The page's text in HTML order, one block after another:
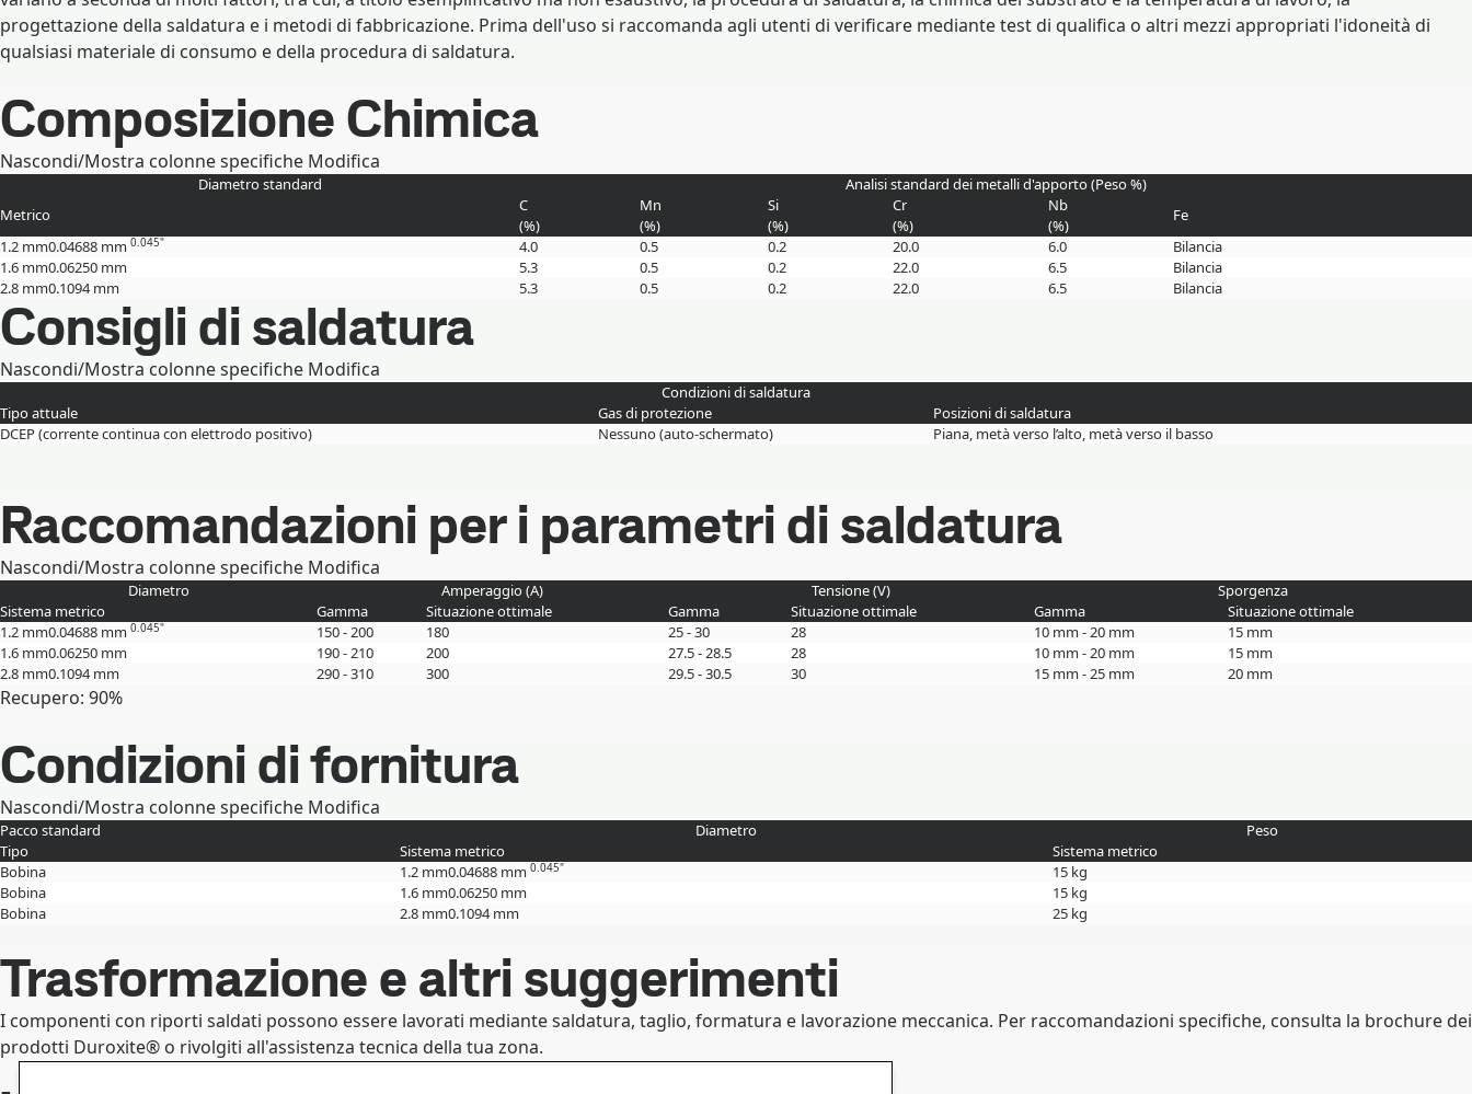
progettazione della saldatura e i metodi di fabbricazione. Prima dell'uso si raccomanda agli utenti di verificare mediante test di qualifica o altri mezzi appropriati l'idoneità di
qualsiasi materiale di consumo e della procedura di saldatura.
Composizione Chimica
Nascondi/Mostra colonne specifiche Modifica
Diametro standard
Analisi standard dei metalli d'apporto (Peso %)
Metrico
C
(%)
Mn
(%)
Si
(%)
Cr
(%)
Nb
(%)
Fe
1.2 mm0.04688 mm 0.045" 4.0 0.5 0.2 20.0 6.0
Bilancia
1.6 mm0.06250 mm 5.3 0.5 0.2 22.0 6.5
Bilancia
2.8 mm0.1094 mm 5.3 0.5 0.2 22.0 6.5 Bilancia
Consigli di saldatura
Nascondi/Mostra colonne specifiche Modifica
Condizioni di saldatura
Tipo attuale
Gas di protezione
Posizioni di saldatura
DCEP (corrente continua con elettrodo positivo)
Nessuno (auto-schermato) Piana, metà verso l’alto, metà verso il basso
Raccomandazioni per i parametri di saldatura
Nascondi/Mostra colonne specifiche Modifica
Diametro Amperaggio (A) Tensione (V)
Sporgenza
Sistema metrico
Gamma Situazione ottimale Gamma Situazione ottimale Gamma
Situazione ottimale
1.2 mm0.04688 mm 0.045" 150 - 200 180 25 - 30 28 10 mm - 20 mm
15 mm
1.6 mm0.06250 mm 190 - 210 200 27.5 - 28.5 28 10 mm - 20 mm
15 mm
2.8 mm0.1094 mm 290 - 310 300 29.5 - 30.5 30 15 mm - 25 mm 20 mm
Recupero: 90%
Condizioni di fornitura
Nascondi/Mostra colonne specifiche Modifica
Pacco standard Diametro
Peso
Tipo
Sistema metrico
Sistema metrico
Bobina
1.2 mm0.04688 mm 0.045"
15 kg
Bobina
1.6 mm0.06250 mm
15 kg
Bobina
2.8 mm0.1094 mm 25 kg
Trasformazione e altri suggerimenti
I componenti con riporti saldati possono essere lavorati mediante saldatura, taglio, formatura e lavorazione meccanica. Per raccomandazioni specifiche, consulta la brochure dei
prodotti Duroxite® o rivolgiti all'assistenza tecnica della tua zona.